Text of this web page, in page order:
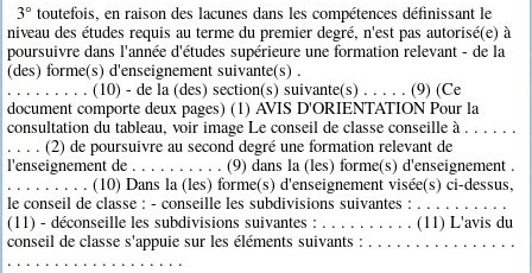
3° toutefois, en raison des lacunes dans les compétences définissant le
niveau des études requis au terme du premier degré, n'est pas autorisé(e) à
poursuivre dans l'année d'études supérieure une formation relevant - de la
(des) forme(s) d'enseignement suivante(s) .
. . . . . . . . . (10) - de la (des) section(s) suivante(s) . . . . . (9) (Ce
document comporte deux pages) (1) AVIS D'ORIENTATION Pour la
consultation du tableau, voir image Le conseil de classe conseille à . . . . . .
. . . . (2) de poursuivre au second degré une formation relevant de
l'enseignement de . . . . . . . . . . (9) dans la (les) forme(s) d'enseignement .
. . . . . . . . . (10) Dans la (les) forme(s) d'enseignement visée(s) ci-dessus,
le conseil de classe : - conseille les subdivisions suivantes : . . . . . . . . . .
(11) - déconseille les subdivisions suivantes : . . . . . . . . . . (11) L'avis du
conseil de classe s'appuie sur les éléments suivants : . . . . . . . . . . . . . . . .
. . . . . . . . . . . . . . . . . . .